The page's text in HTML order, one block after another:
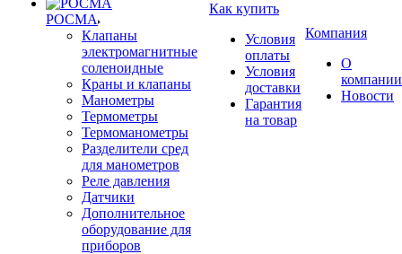
РОСМА
Клапаны
электромагнитные
соленоидные
Краны и клапаны
Манометры
Термометры
Термоманометры
Разделители сред
для манометров
Реле давления
Датчики
Дополнительное
оборудование для
приборов
Как купить
Условия
оплаты
Условия
доставки
Гарантия
на товар
Компания
О
компании
Новости